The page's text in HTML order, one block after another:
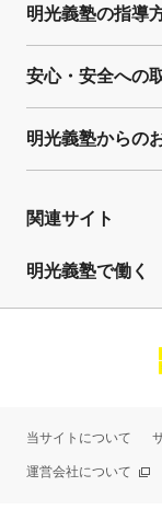
明光義塾の指導
安心・安全への
明光義塾からの
関連サイト
明光義塾で働く
当サイトについて
運営会社について